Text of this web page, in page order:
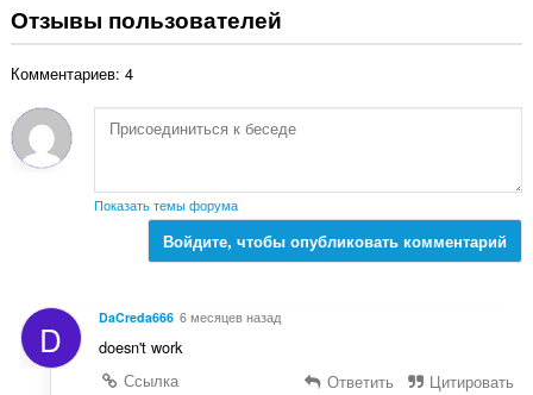
е
н
:
г
ц
е
к
:
Отзывы пользователей
Комментариев: 4
Показать темы форума
Войдите, чтобы опубликовать комментарий
D DaCreda666 6 месяцев назад
doesn't work
Ссылка
Ответить Цитировать